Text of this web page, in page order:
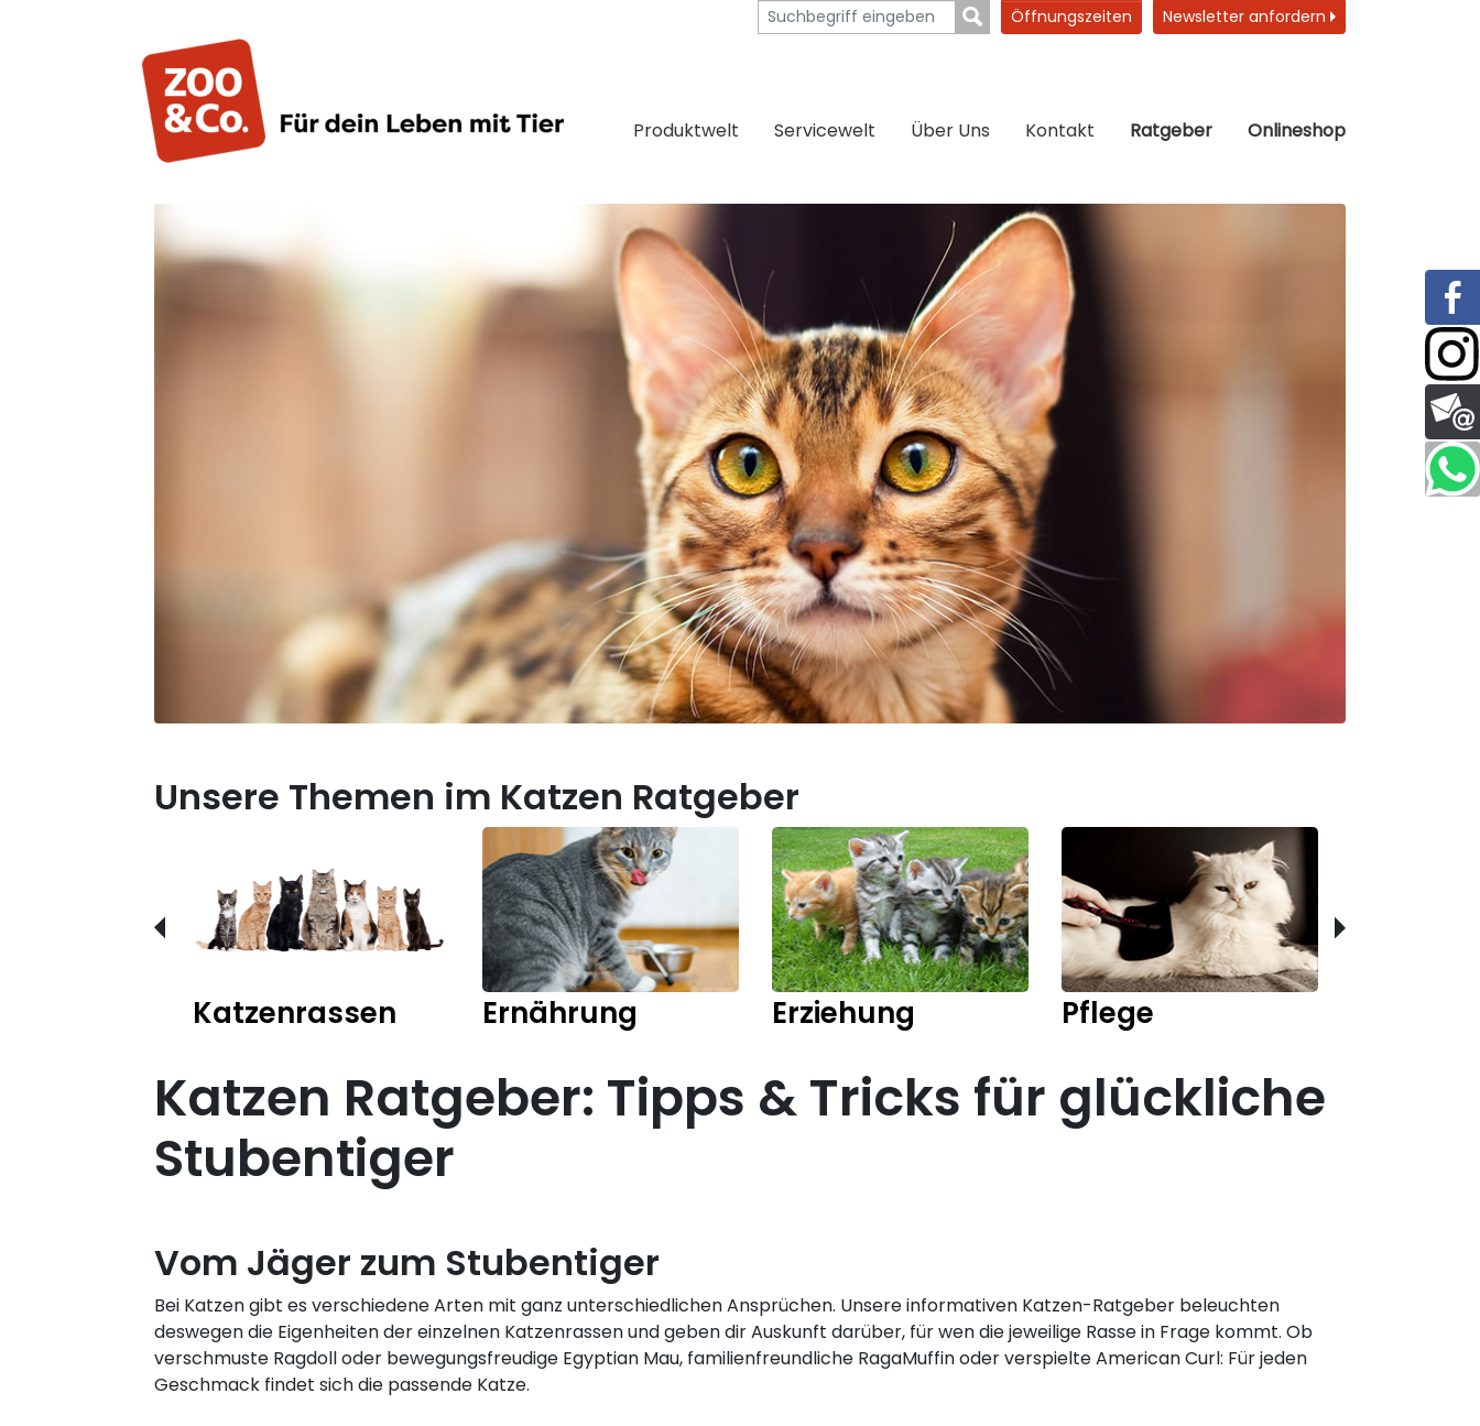
Öffnungszeiten Newsletter anfordern
Produktwelt Servicewelt Über Uns Kontakt Ratgeber Onlineshop
Unsere Themen im Katzen Ratgeber
Katzenrassen Ernährung Erziehung Pflege
Katzen Ratgeber: Tipps & Tricks für glückliche
Stubentiger
Vom Jäger zum Stubentiger
Bei Katzen gibt es verschiedene Arten mit ganz unterschiedlichen Ansprüchen. Unsere informativen Katzen-Ratgeber beleuchten
deswegen die Eigenheiten der einzelnen Katzenrassen und geben dir Auskunft darüber, für wen die jeweilige Rasse in Frage kommt. Ob
verschmuste Ragdoll oder bewegungsfreudige Egyptian Mau, familienfreundliche RagaMuffin oder verspielte American Curl: Für jeden
Geschmack findet sich die passende Katze.